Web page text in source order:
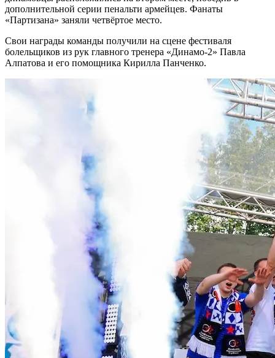
дополнительной серии пенальти армейцев. Фанаты
«Партизана» заняли четвёртое место.
Свои награды команды получили на сцене фестиваля
болельщиков из рук главного тренера «Динамо-2» Павла
Алпатова и его помощника Кирилла Панченко.